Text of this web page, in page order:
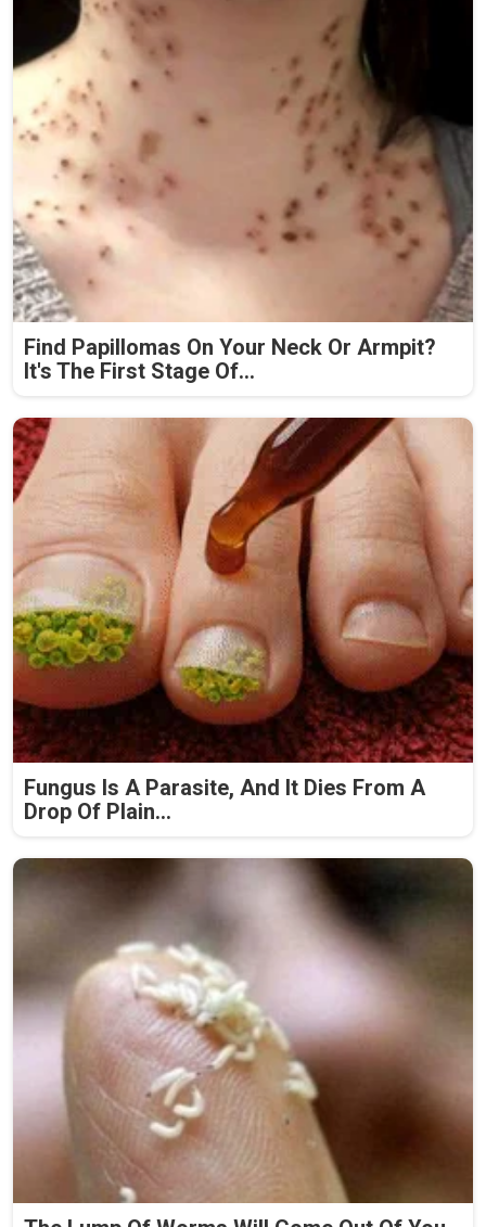
Find Papillomas On Your Neck Or Armpit?
It's The First Stage Of...
Fungus Is A Parasite, And It Dies From A
Drop Of Plain...